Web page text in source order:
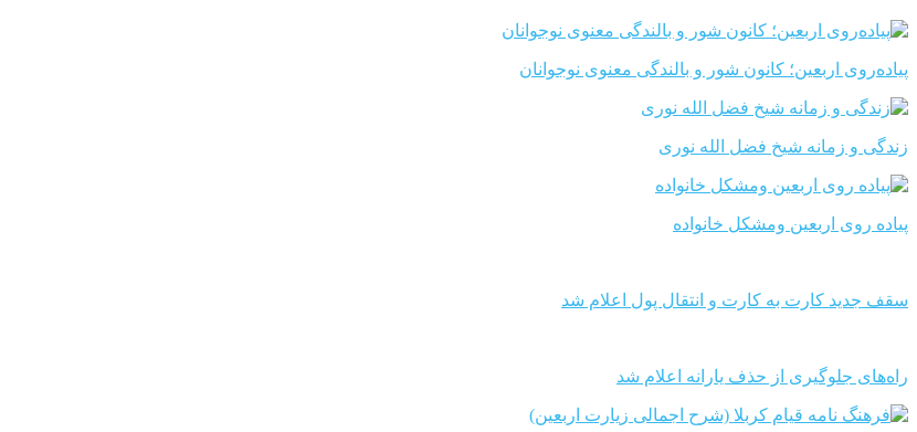
پیاده‌روی اربعین؛ کانون شور و بالندگی معنوی نوجوانان
زندگی و زمانه شیخ فضل الله نوری
پیاده روی اربعین ومشکل خانواده
سقف جدید کارت به کارت و انتقال پول اعلام شد
راه‌های جلوگیری از حذف یارانه اعلام شد